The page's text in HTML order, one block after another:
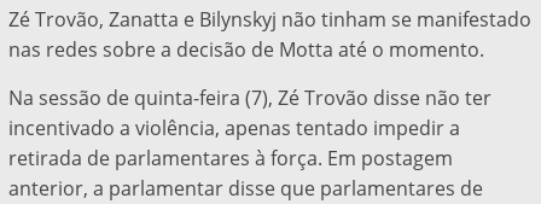
Zé Trovão, Zanatta e Bilynskyj não tinham se manifestado
nas redes sobre a decisão de Motta até o momento.
Na sessão de quinta-feira (7), Zé Trovão disse não ter
incentivado a violência, apenas tentado impedir a
retirada de parlamentares à força. Em postagem
anterior, a parlamentar disse que parlamentares de